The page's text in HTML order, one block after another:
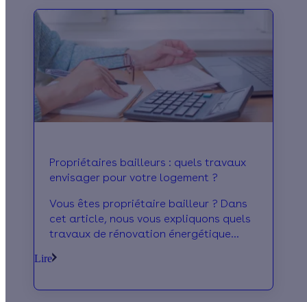
votre dossier.
Propriétaires bailleurs : quels travaux
envisager pour votre logement ?
Vous êtes propriétaire bailleur ? Dans
cet article, nous vous expliquons quels
travaux de rénovation énergétique
Grâce à nos conseils, votre logement
attractivité ! Découvrez également les
Lire